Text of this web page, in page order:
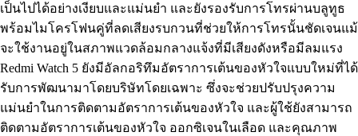
เป็นไปได้อย่างเงียบและแม่นยำ และยังรองรับการโทรผ่านบลูทูธ
พร้อมไมโครโฟนคู่ที่ลดเสียงรบกวนที่ช่วยให้การโทรนั้นชัดเจนแม้
จะใช้งานอยู่ในสภาพแวดล้อมกลางแจ้งที่มีเสียงดังหรือมีลมแรง
Redmi Watch 5 ยังมีอัลกอริทึมอัตราการเต้นของหัวใจแบบใหม่ที่ได้
รับการพัฒนามาโดยบริษัทโดยเฉพาะ ซึ่งจะช่วยปรับปรุงความ
แม่นยำในการติดตามอัตราการเต้นของหัวใจ และผู้ใช้ยังสามารถ
ติดตามอัตราการเต้นของหัวใจ ออกซิเจนในเลือด และคุณภาพ